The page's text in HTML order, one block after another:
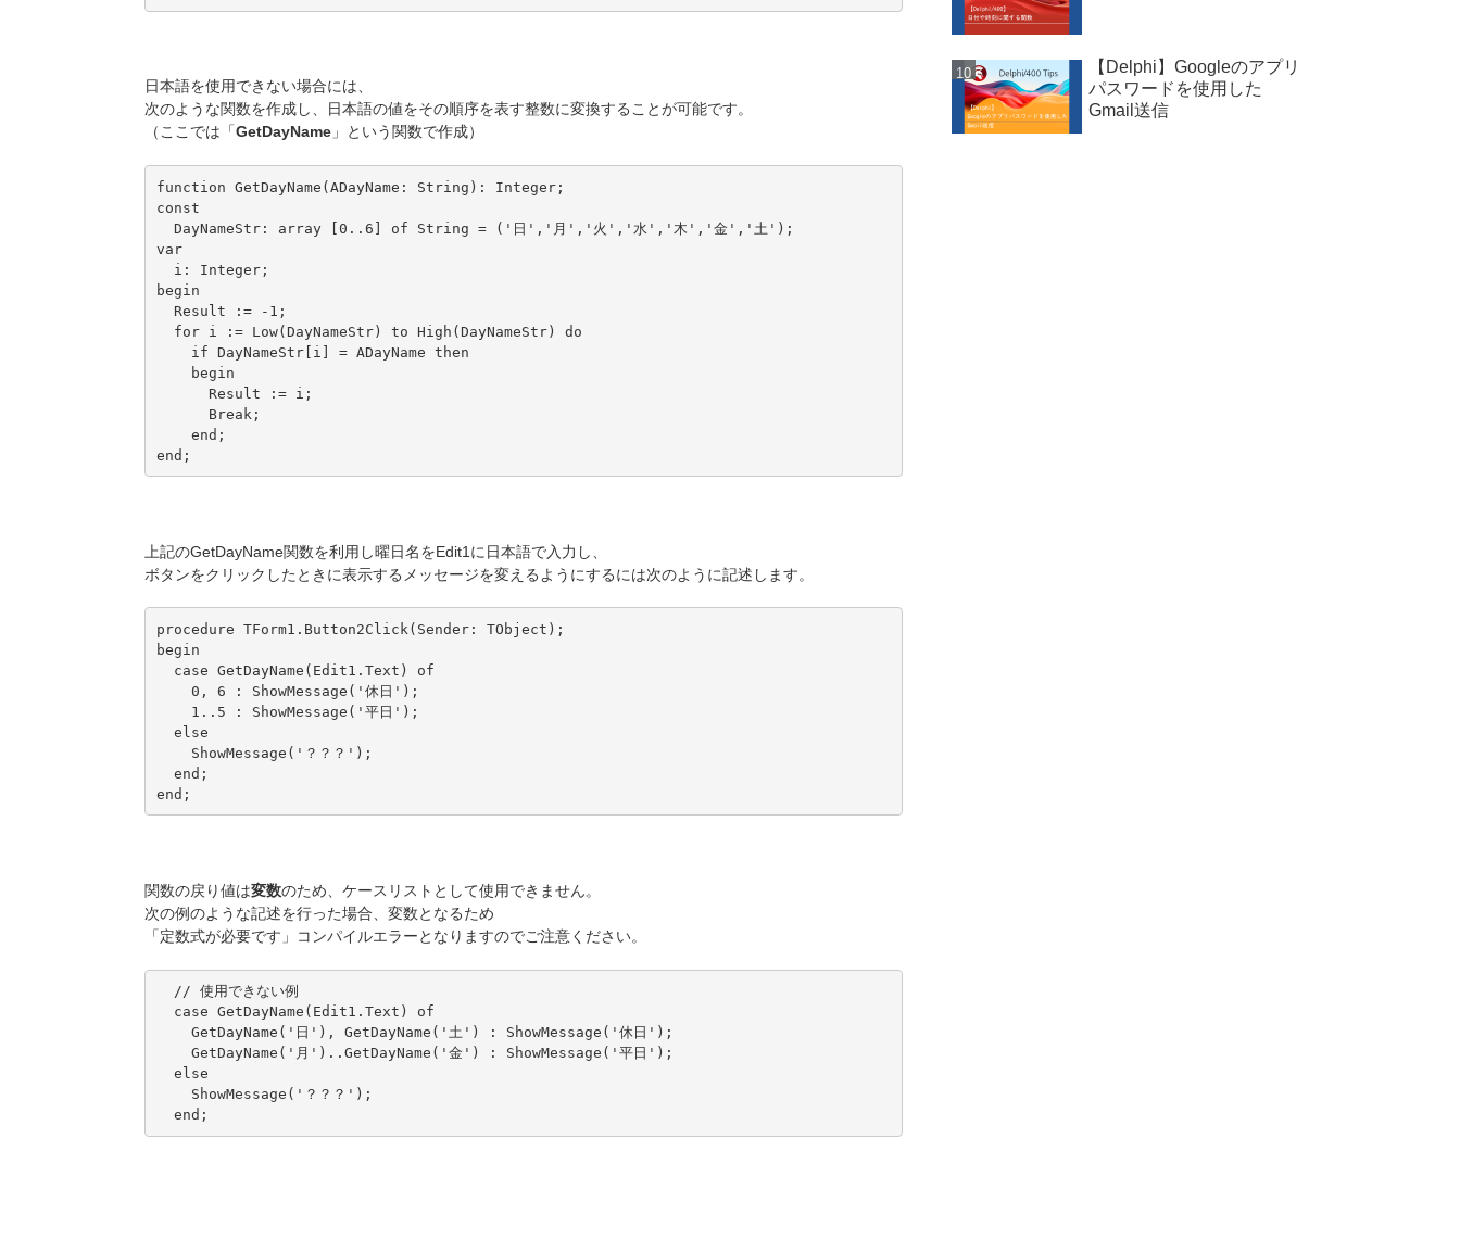
日本語を使用できない場合には、
次のような関数を作成し、日本語の値をその順序を表す整数に変換することが可能です。
（ここでは「GetDayName 」という関数で作成）
function GetDayName(ADayName: String): Integer;
const
  DayNameStr: array [0..6] of String = ('日','月','火','水','木','金','土');
var
  i: Integer;
begin
  Result := -1;
  for i := Low(DayNameStr) to High(DayNameStr) do
    if DayNameStr[i] = ADayName then
    begin
      Result := i;
      Break;
    end;
end;
上記のGetDayName関数を利用し曜日名をEdit1に日本語で入力し、
ボタンをクリックしたときに表示するメッセージを変えるようにするには次のように記述します。
procedure TForm1.Button2Click(Sender: TObject);
begin
  case GetDayName(Edit1.Text) of
    0, 6 : ShowMessage('休日');
    1..5 : ShowMessage('平日');
  else
    ShowMessage('？？？');
  end;
end;
関数の戻り値は変数のため、ケースリストとして使用できません。
次の例のような記述を行った場合、変数となるため
「定数式が必要です」コンパイルエラーとなりますのでご注意ください。
  // 使用できない例
  case GetDayName(Edit1.Text) of
    GetDayName('日'), GetDayName('土') : ShowMessage('休日');
    GetDayName('月')..GetDayName('金') : ShowMessage('平日');
  else
    ShowMessage('？？？');
  end;
【Delphi】Googleのアプリ
パスワードを使用した
Gmail送信